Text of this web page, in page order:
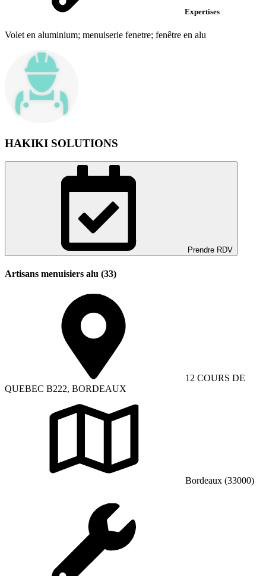
Expertises
Volet en aluminium; menuiserie fenetre; fenêtre en alu
HAKIKI SOLUTIONS
Prendre RDV
Artisans menuisiers alu (33)
12 COURS DE
QUEBEC B222, BORDEAUX
Bordeaux (33000)